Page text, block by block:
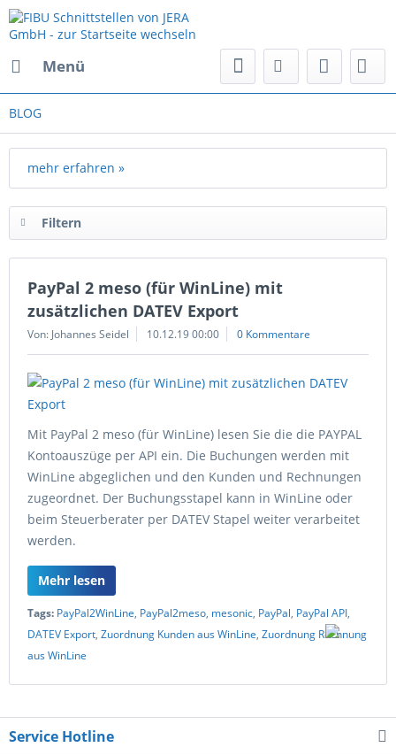
Menü
BLOG
mehr erfahren »
Filtern
PayPal 2 meso (für WinLine) mit
zusätzlichen DATEV Export
Von: Johannes Seidel 10.12.19 00:00 0 Kommentare
Mit PayPal 2 meso (für WinLine) lesen Sie die die PAYPAL
Kontoauszüge per API ein. Die Buchungen werden mit
WinLine abgeglichen und den Kunden und Rechnungen
zugeordnet. Der Buchungsstapel kann in WinLine oder
beim Steuerberater per DATEV Stapel weiter verarbeitet
werden.
Mehr lesen
Tags: PayPal2WinLine, PayPal2meso, mesonic, PayPal, PayPal API,
DATEV Export, Zuordnung Kunden aus WinLine, Zuordnung Rechnung
aus WinLine
Service Hotline